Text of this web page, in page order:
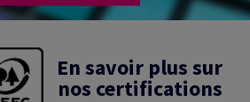
En savoir plus sur
nos certifications